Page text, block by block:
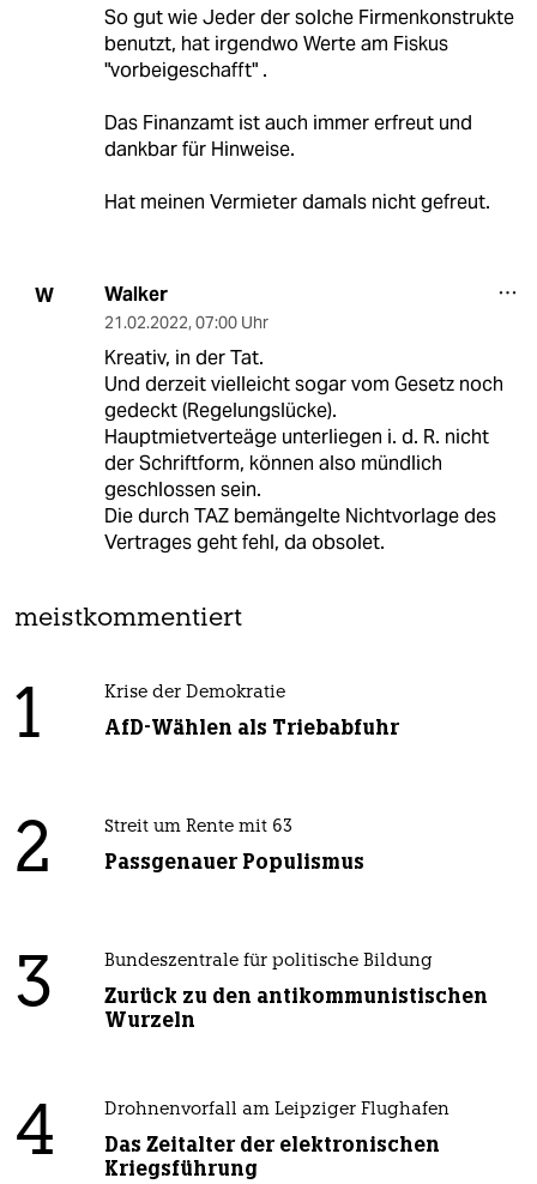
So gut wie Jeder der solche Firmenkonstrukte
benutzt, hat irgendwo Werte am Fiskus
"vorbeigeschafft" .
Das Finanzamt ist auch immer erfreut und
dankbar für Hinweise.
Hat meinen Vermieter damals nicht gefreut.
W Walker
21.02.2022, 07:00 Uhr
Kreativ, in der Tat.
Und derzeit vielleicht sogar vom Gesetz noch
gedeckt (Regelungslücke).
Hauptmietverteäge unterliegen i. d. R. nicht
der Schriftform, können also mündlich
geschlossen sein.
Die durch TAZ bemängelte Nichtvorlage des
Vertrages geht fehl, da obsolet.
meistkommentiert
1 Krise der Demokratie
AfD-Wählen als Triebabfuhr
2 Streit um Rente mit 63
Passgenauer Populismus
3 Bundeszentrale für politische Bildung
Zurück zu den antikommunistischen
Wurzeln
4 Drohnenvorfall am Leipziger Flughafen
Das Zeitalter der elektronischen
Kriegsführung